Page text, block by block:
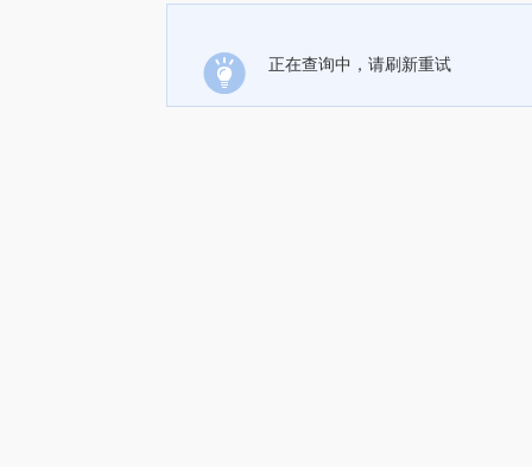
正在查询中，请刷新重试